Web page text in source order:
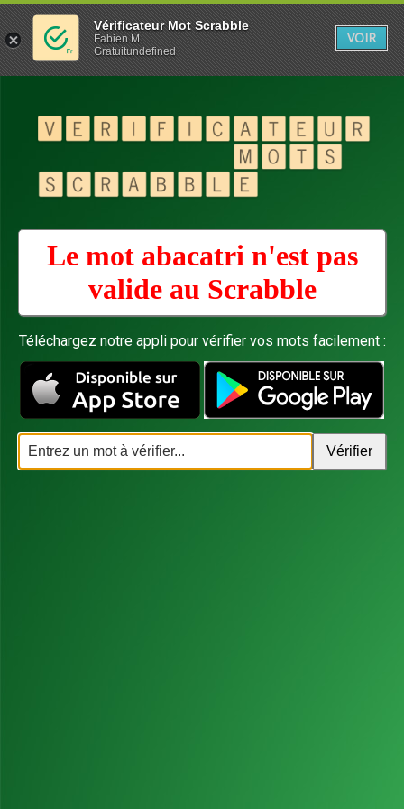
Le mot abacatri n'est pas
valide au Scrabble
Téléchargez notre appli pour vérifier vos mots facilement :
Vérificateur Mot Scrabble
Fabien M
Gratuitundefined
VOIR